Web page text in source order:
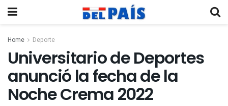
Home Deporte
Universitario de Deportes
anunció la fecha de la
Noche Crema 2022